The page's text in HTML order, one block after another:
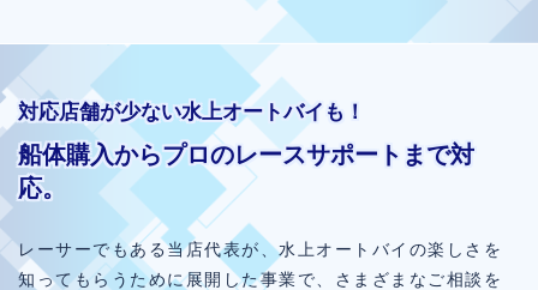
対応店舗が少ない水上オートバイも！
船体購入からプロのレースサポートまで対
応。
レーサーでもある当店代表が、水上オートバイの楽しさを
知ってもらうために展開した事業で、さまざまなご相談を